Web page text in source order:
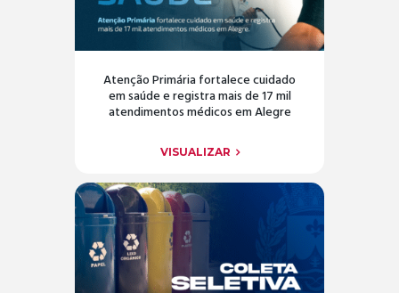
Atenção Primária fortalece cuidado
em saúde e registra mais de 17 mil
atendimentos médicos em Alegre
VISUALIZAR